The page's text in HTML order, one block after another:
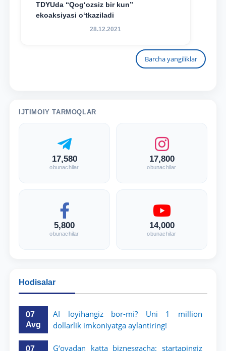
TDYUda “Qog‘ozsiz bir kun”
ekoaksiyasi o‘tkaziladi
28.12.2021
Barcha yangiliklar
IJTIMOIY TARMOQLAR
17,580
obunachilar
17,800
obunachilar
5,800
obunachilar
14,000
obunachilar
Hodisalar
07
Avg
AI loyihangiz bor-mi? Uni 1 million
dollarlik imkoniyatga aylantiring!
07 G‘oyadan katta biznesgacha: startapingiz